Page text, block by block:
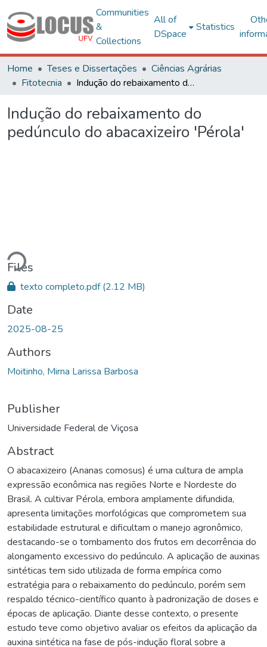
Communities
&
Collections
All of
DSpace
Statistics
Home Teses e Dissertações
Ciências Agrárias
Fitotecnia
Indução do rebaixamento do pedúnculo do abacaxizeiro 'Pérola'
Indução do rebaixamento do
pedúnculo do abacaxizeiro 'Pérola'
Loading...
Files
texto completo.pdf(2.12 MB)
Date
2025-08-25
Authors
Moitinho, Mirna Larissa Barbosa
Publisher
Universidade Federal de Viçosa
Abstract
O abacaxizeiro (Ananas comosus) é uma cultura de ampla
expressão econômica nas regiões Norte e Nordeste do
Brasil. A cultivar Pérola, embora amplamente difundida,
apresenta limitações morfológicas que comprometem sua
estabilidade estrutural e dificultam o manejo agronômico,
destacando-se o tombamento dos frutos em decorrência do
alongamento excessivo do pedúnculo. A aplicação de auxinas
sintéticas tem sido utilizada de forma empírica como
estratégia para o rebaixamento do pedúnculo, porém sem
respaldo técnico-científico quanto à padronização de doses e
épocas de aplicação. Diante desse contexto, o presente
estudo teve como objetivo avaliar os efeitos da aplicação da
auxina sintética na fase de pós-indução floral sobre a